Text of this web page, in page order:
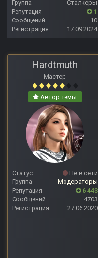
Группа
Сталкеры
Репутация
1
Сообщений
10
Регистрация
17.09.2024
Hardtmuth
Мастер
Автор темы
Статус
Не в сети
Группа
Модераторы
Репутация
6 443
Сообщений
4703
Регистрация
27.06.2020